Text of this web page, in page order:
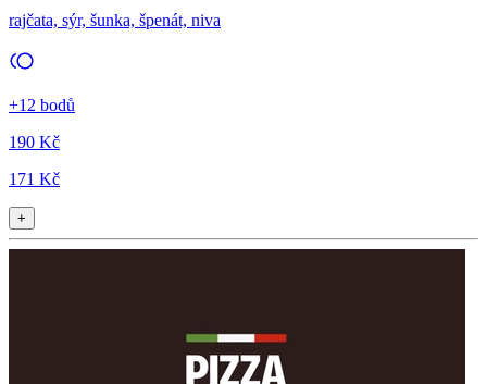
rajčata, sýr, šunka, špenát, niva
+12 bodů
190 Kč
171 Kč
+